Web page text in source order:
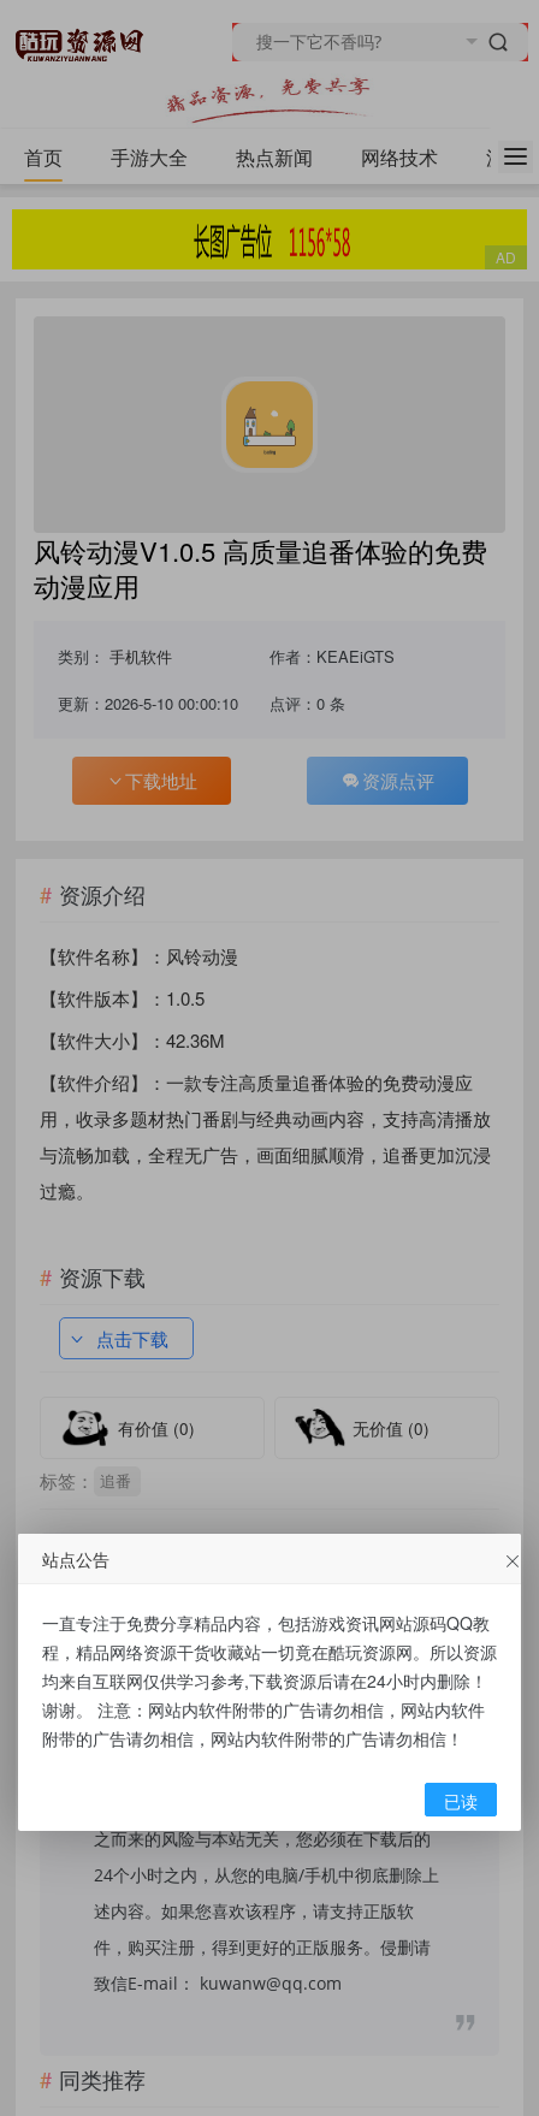
首页 手游大全 热点新闻 网络技术 源码
风铃动漫V1.0.5 高质量追番体验的免费
动漫应用
类别：手机软件 作者：KEAEiGTS
更新：2026-5-10 00:00:10 点评：0 条
下载地址 资源点评
资源介绍
【软件名称】：风铃动漫
【软件版本】：1.0.5
【软件大小】：42.36M
【软件介绍】：一款专注高质量追番体验的免费动漫应
用，收录多题材热门番剧与经典动画内容，支持高清播放
与流畅加载，全程无广告，画面细腻顺滑，追番更加沉浸
过瘾。
资源下载
点击下载
有价值 (0) 无价值 (0)
标签： 追番
本站提供的资源，都来自网络，版权争议与本
站无关，所有内容及软件的文章仅限用于学习
和研究目的。不得将上述内容用于商业或者非
之而来的风险与本站无关，您必须在下载后的
24个小时之内，从您的电脑/手机中彻底删除上
述内容。如果您喜欢该程序，请支持正版软
件，购买注册，得到更好的正版服务。侵删请
致信E-mail： kuwanw@qq.com
同类推荐
站点公告
一直专注于免费分享精品内容，包括游戏资讯网站源码QQ教
程，精品网络资源干货收藏站一切竟在酷玩资源网。所以资源
均来自互联网仅供学习参考,下载资源后请在24小时内删除！
谢谢。 注意：网站内软件附带的广告请勿相信，网站内软件
附带的广告请勿相信，网站内软件附带的广告请勿相信！
已读